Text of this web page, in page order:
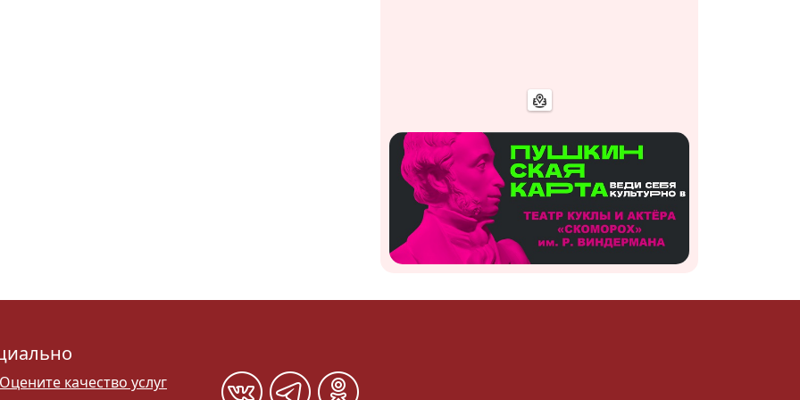
Оцените качество услуг